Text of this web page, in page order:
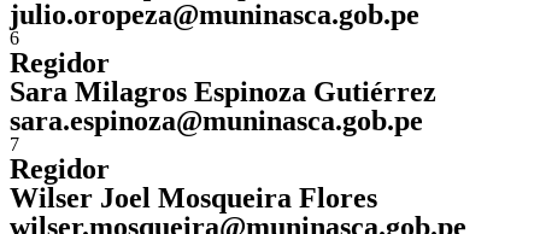
julio.oropeza@muninasca.gob.pe
6
Regidor
Sara Milagros Espinoza Gutiérrez
sara.espinoza@muninasca.gob.pe
7
Regidor
Wilser Joel Mosqueira Flores
wilser.mosqueira@muninasca.gob.pe